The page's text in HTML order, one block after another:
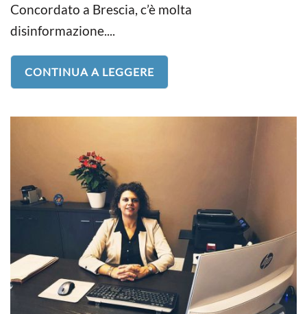
Concordato a Brescia, c’è molta
disinformazione....
CONTINUA A LEGGERE